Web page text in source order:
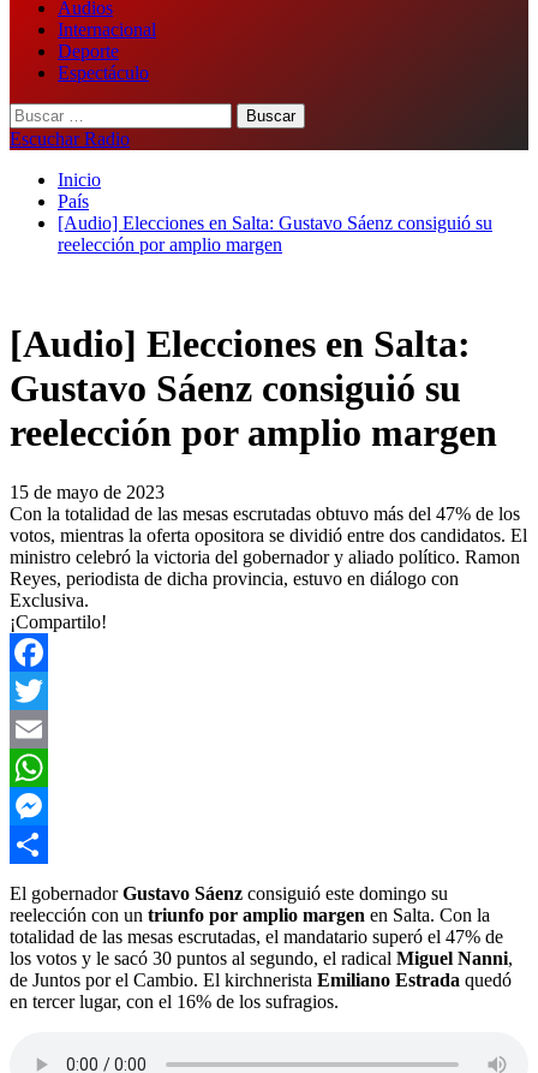
Audios
Internacional
Deporte
Espectáculo
Buscar:
Escuchar Radio
Inicio
País
[Audio] Elecciones en Salta: Gustavo Sáenz consiguió su
reelección por amplio margen
[Audio] Elecciones en Salta:
Gustavo Sáenz consiguió su
reelección por amplio margen
15 de mayo de 2023
Con la totalidad de las mesas escrutadas obtuvo más del 47% de los
votos, mientras la oferta opositora se dividió entre dos candidatos. El
ministro celebró la victoria del gobernador y aliado político. Ramon
Reyes, periodista de dicha provincia, estuvo en diálogo con
Exclusiva.
¡Compartilo!
Facebook
Twitter
Email
WhatsApp
Messenger
Compartir
El gobernadorGustavo Sáenz consiguió este domingo su
reelección con un triunfo por amplio margen en Salta. Con la
totalidad de las mesas escrutadas, el mandatario superó el 47% de
los votos y le sacó 30 puntos al segundo, el radical Miguel Nanni,
de Juntos por el Cambio. El kirchnerista Emiliano Estrada quedó
en tercer lugar, con el 16% de los sufragios.